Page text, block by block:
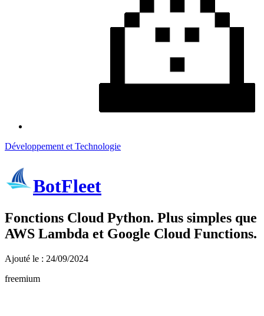
Développement et Technologie
BotFleet
Fonctions Cloud Python. Plus simples que
AWS Lambda et Google Cloud Functions.
Ajouté le : 24/09/2024
freemium